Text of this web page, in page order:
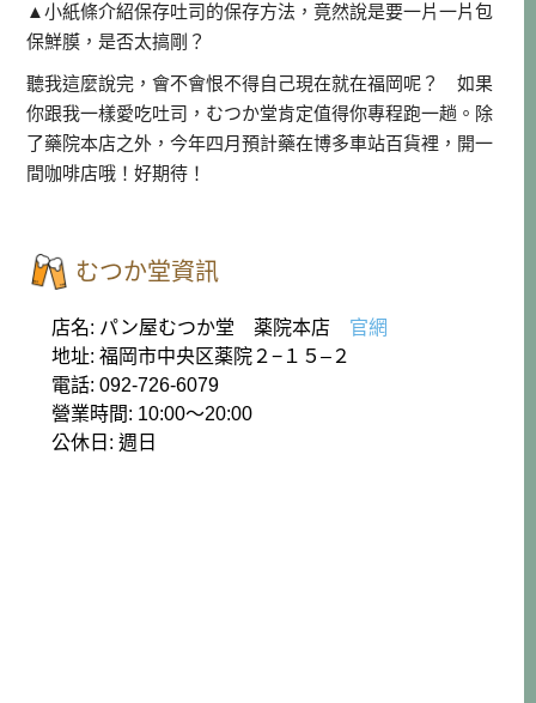
▲小紙條介紹保存吐司的保存方法，竟然說是要一片一片包
保鮮膜，是否太搞剛？
聽我這麼說完，會不會恨不得自己現在就在福岡呢？ 如果
你跟我一樣愛吃吐司，むつか堂肯定值得你專程跑一趟。除
了藥院本店之外，今年四月預計藥在博多車站百貨裡，開一
間咖啡店哦！好期待！
むつか堂資訊
店名: パン屋むつか堂 薬院本店 官網
地址: 福岡市中央区薬院２−１５–２
電話: 092-726-6079
營業時間: 10:00〜20:00
公休日: 週日